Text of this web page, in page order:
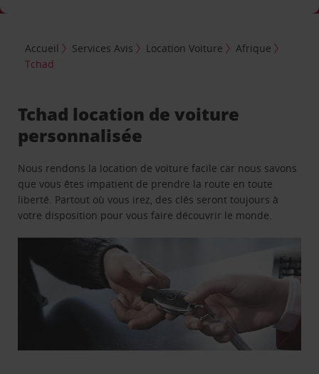
Accueil Services Avis Location Voiture
Afrique
Tchad
Tchad location de voiture
personnalisée
Nous rendons la location de voiture facile car nous savons
que vous êtes impatient de prendre la route en toute
liberté. Partout où vous irez, des clés seront toujours à
votre disposition pour vous faire découvrir le monde.